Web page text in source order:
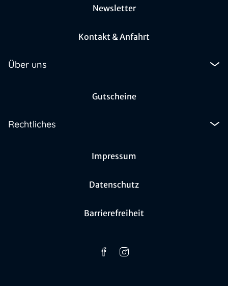
Newsletter
Kontakt & Anfahrt
Über uns
Gutscheine
Rechtliches
Impressum
Datenschutz
Barrierefreiheit